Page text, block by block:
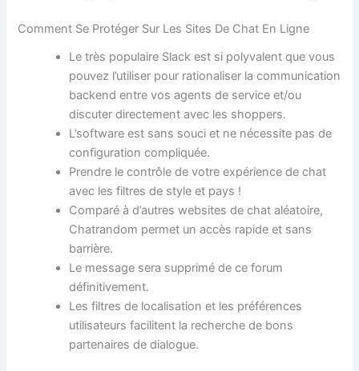
Comment Se Protéger Sur Les Sites De Chat En Ligne
Le très populaire Slack est si polyvalent que vous
pouvez l’utiliser pour rationaliser la communication
backend entre vos agents de service et/ou
discuter directement avec les shoppers.
L’software est sans souci et ne nécessite pas de
configuration compliquée.
Prendre le contrôle de votre expérience de chat
avec les filtres de style et pays !
Comparé à d’autres websites de chat aléatoire,
Chatrandom permet un accès rapide et sans
barrière.
Le message sera supprimé de ce forum
définitivement.
Les filtres de localisation et les préférences
utilisateurs facilitent la recherche de bons
partenaires de dialogue.